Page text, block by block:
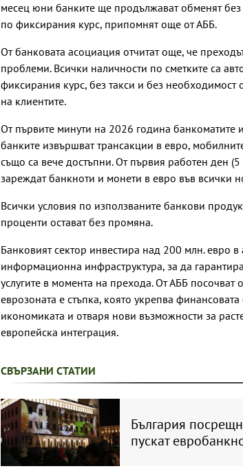
месец юни банките ще продължават обменят
по фиксирания курс, припомнят още от АББ.
От банковата асоциация отчитат още, че
проблеми. Всички наличности по сметките са
фиксирания курс, без такси и без необходимост
на клиентите.
От първите минути на 2026 година банкоматите
банките извършват трансакции в евро,
също са вече достъпни. От първия работен ден
зареждат банкноти и монети в евро във всички
Всички условия по използваните банкови
проценти остават без промяна.
Банковият сектор инвестира над 200 млн. евро
информационна инфраструктура, за да
услугите в момента на прехода. От АББ
еврозоната е стъпка, която укрепва
икономиката и отваря нови възможности за
европейска интеграция.
СВЪРЗАНИ СТАТИИ
България
пускат